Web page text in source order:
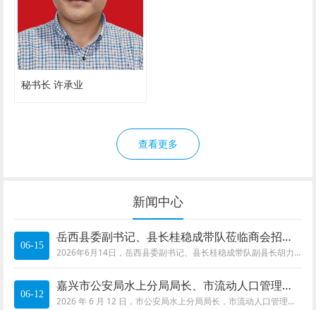
秘书长 许承业
查看更多
新闻中心
06-15
岳西县委副书记、县长桂稳成带队莅临商会招商考察
2026年6月14日，岳西县委副书记、县长桂稳成带队副县长胡力勇，县经开区管委会副主任张珺，县招商中心主任傅景祥，县政府办科长胡军一行莅临商会
06-12
嘉兴市公安局水上分局局长、市流动人口管理服务中心副主任、市新居民和谐促进会会长潘祖宏莅临商会交流
2026 年 6 月 12 日，市公安局水上分局局长，市流动人口管理服务中心副主任、市新居民和谐促进会会长潘祖宏，市流动人口管理服务中心职工、市新居